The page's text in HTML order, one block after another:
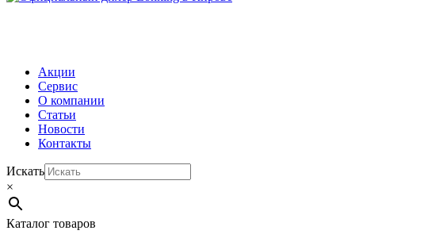
Акции
Сервис
О компании
Статьи
Новости
Контакты
Искать
×
Каталог товаров